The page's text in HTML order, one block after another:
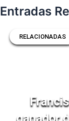
Entradas
RELACIONADAS